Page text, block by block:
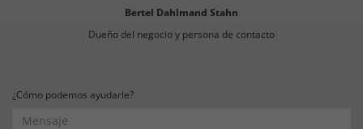
Bertel Dahlmand Stahn
Dueño del negocio y persona de contacto
¿Cómo podemos ayudarle?